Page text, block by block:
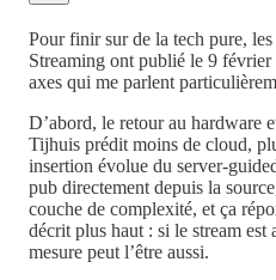
Pour finir sur de la tech pure,
Streaming ont publié le 9 février
axes qui me parlent
D’abord, le retour au hardware
Tijhuis prédit moins de cloud,
insertion évolue du server-
pub directement depuis la
couche de complexité, et ça
décrit plus haut : si le stream est
mesure peut l’être aussi.